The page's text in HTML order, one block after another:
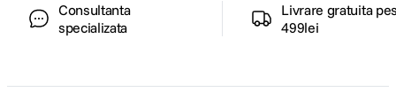
Consultanta
specializata
Livrare gratuita
499lei